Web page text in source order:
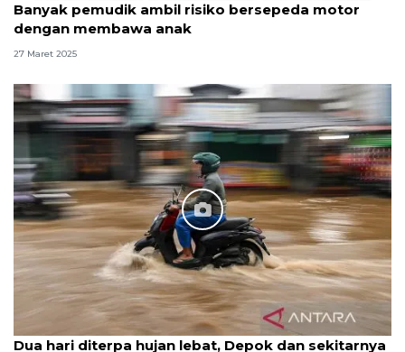
Banyak pemudik ambil risiko bersepeda motor
dengan membawa anak
27 Maret 2025
Dua hari diterpa hujan lebat, Depok dan sekitarnya